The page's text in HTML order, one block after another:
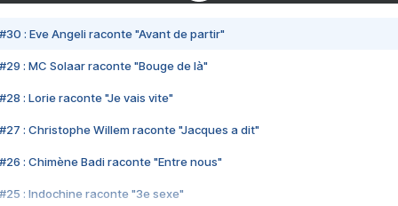
#30 : Eve Angeli raconte "Avant de partir"
#29 : MC Solaar raconte "Bouge de là"
#28 : Lorie raconte "Je vais vite"
#27 : Christophe Willem raconte "Jacques a dit"
#26 : Chimène Badi raconte "Entre nous"
#25 : Indochine raconte "3e sexe"